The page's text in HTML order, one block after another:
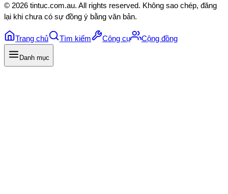
© 2026 tintuc.com.au. All rights reserved. Không sao chép, đăng
lại khi chưa có sự đồng ý bằng văn bản.
Trang chủ Tìm kiếm Công cụ Cộng đồng
Danh mục